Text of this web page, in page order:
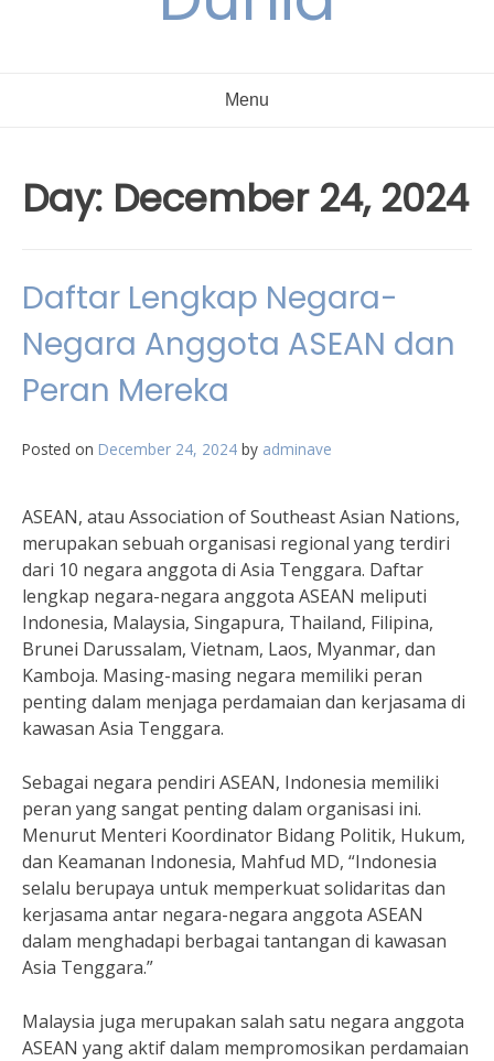
Menu
Day: December 24, 2024
Daftar Lengkap Negara-
Negara Anggota ASEAN dan
Peran Mereka
Posted on December 24, 2024 by adminave
ASEAN, atau Association of Southeast Asian Nations,
merupakan sebuah organisasi regional yang terdiri
dari 10 negara anggota di Asia Tenggara. Daftar
lengkap negara-negara anggota ASEAN meliputi
Indonesia, Malaysia, Singapura, Thailand, Filipina,
Brunei Darussalam, Vietnam, Laos, Myanmar, dan
Kamboja. Masing-masing negara memiliki peran
penting dalam menjaga perdamaian dan kerjasama di
kawasan Asia Tenggara.
Sebagai negara pendiri ASEAN, Indonesia memiliki
peran yang sangat penting dalam organisasi ini.
Menurut Menteri Koordinator Bidang Politik, Hukum,
dan Keamanan Indonesia, Mahfud MD, “Indonesia
selalu berupaya untuk memperkuat solidaritas dan
kerjasama antar negara-negara anggota ASEAN
dalam menghadapi berbagai tantangan di kawasan
Asia Tenggara.”
Malaysia juga merupakan salah satu negara anggota
ASEAN yang aktif dalam mempromosikan perdamaian